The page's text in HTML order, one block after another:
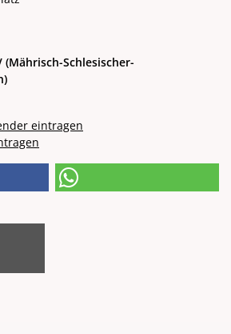
(Mährisch-Schlesischer-
eintragen